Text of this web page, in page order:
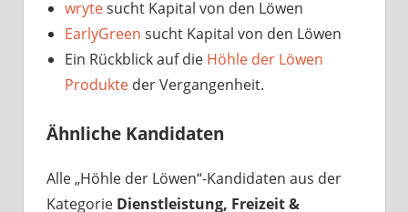
wrytesucht Kapital von den Löwen
EarlyGreen sucht Kapital von den Löwen
Ein Rückblick auf die Höhle der Löwen
Produkte der Vergangenheit.
Ähnliche Kandidaten
Alle „Höhle der Löwen“-Kandidaten aus der
Kategorie Dienstleistung, Freizeit &